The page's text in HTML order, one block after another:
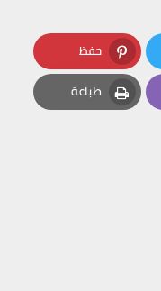
حفظ
Pinterest
طباعة
Print